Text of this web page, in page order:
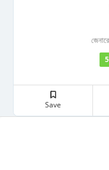
Save